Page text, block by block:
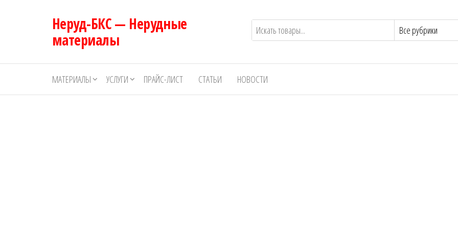
Неруд-БКС — Нерудные
материалы
МАТЕРИАЛЫ УСЛУГИ ПРАЙС-ЛИСТ СТАТЬИ НОВОСТИ